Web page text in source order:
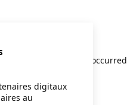
side exception has occurred
digitaux
au